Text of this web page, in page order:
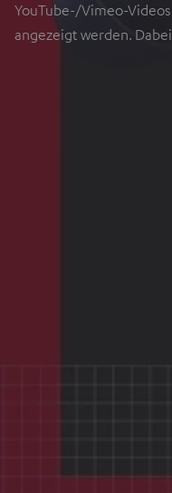
YouTube-/Vimeo-
angezeigt werden.